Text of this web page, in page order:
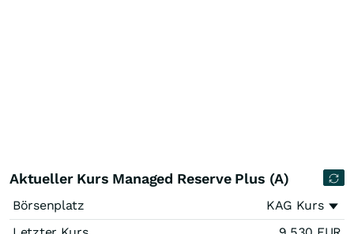
Aktueller Kurs Managed Reserve Plus (A)
Börsenplatz
KAG Kurs